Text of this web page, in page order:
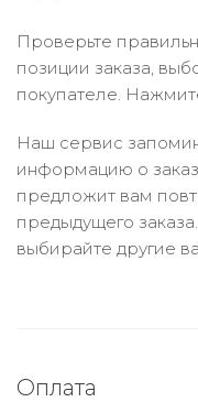
Проверьте
позиции заказа,
покупателе.
Наш сервис
информацию о
предложит вам
предыдущего
выбирайте другие
Оплата